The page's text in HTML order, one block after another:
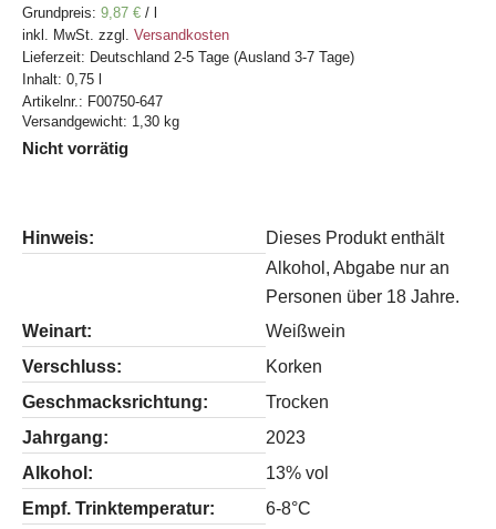
Grundpreis: 9,87 € /
inkl. MwSt. zzgl. Versandkosten
Lieferzeit: Deutschland 2-5 Tage (Ausland 3-7 Tage)
Inhalt: 0,75
Artikelnr.: F00750-647
Versandgewicht: 1,30 kg
Nicht vorrätig
Hinweis:
Dieses Produkt enthält
Alkohol, Abgabe nur an
Personen über 18 Jahre.
Weinart:
Weißwein
Verschluss:
Korken
Geschmacksrichtung:
Trocken
Jahrgang:
2023
Alkohol:
13% vol
Empf. Trinktemperatur:
6-8°C